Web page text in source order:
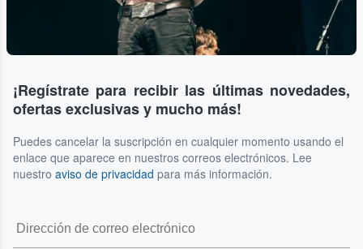
¡Regístrate para recibir las últimas novedades,
ofertas exclusivas y mucho más!
Puedes cancelar la suscripción en cualquier momento usando el
enlace que aparece en nuestros correos electrónicos. Lee
nuestro aviso de privacidad para más información.